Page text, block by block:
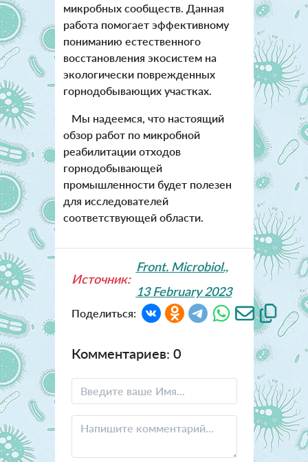
микробных сообществ. Данная
работа помогает эффективному
пониманию естественного
восстановления экосистем на
экологически поврежденных
горнодобывающих участках.
Мы надеемся, что настоящий
обзор работ по микробной
реабилитации отходов
горнодобывающей
промышленности будет полезен
для исследователей
соответствующей области.
Источник:
Front. Microbiol.,
13 February 2023
Поделиться:
Комментариев: 0